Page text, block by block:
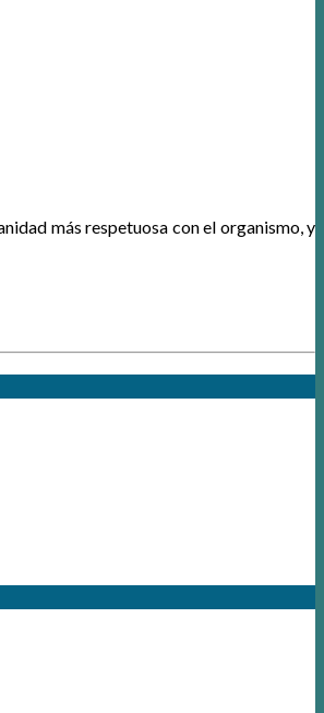
más respetuosa con el organismo, y